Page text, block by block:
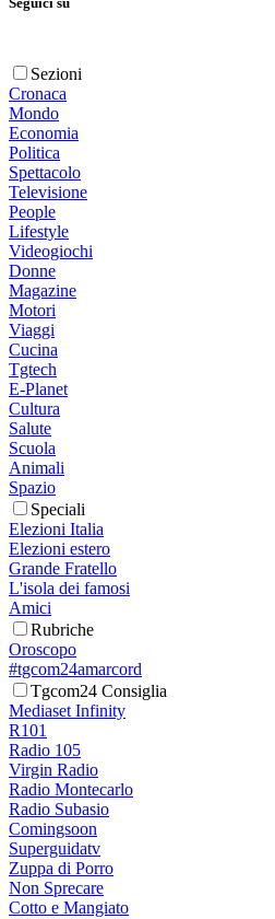
Sezioni
Cronaca
Mondo
Economia
Politica
Spettacolo
Televisione
People
Lifestyle
Videogiochi
Donne
Magazine
Motori
Viaggi
Cucina
Tgtech
E-Planet
Cultura
Salute
Scuola
Animali
Spazio
Speciali
Elezioni Italia
Elezioni estero
Grande Fratello
L'isola dei famosi
Amici
Rubriche
Oroscopo
#tgcom24amarcord
Tgcom24 Consiglia
Mediaset Infinity
R101
Radio 105
Virgin Radio
Radio Montecarlo
Radio Subasio
Comingsoon
Superguidatv
Zuppa di Porro
Non Sprecare
Cotto e Mangiato